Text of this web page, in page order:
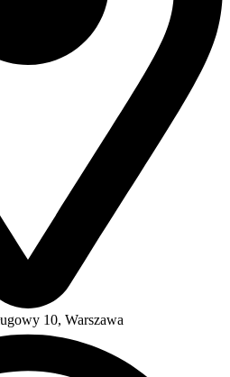
10, Warszawa